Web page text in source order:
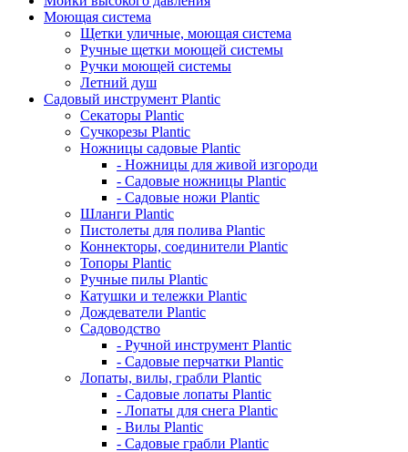
Моющая система
Щетки уличные, моющая система
Ручные щетки моющей системы
Ручки моющей системы
Летний душ
Садовый инструмент Plantic
Секаторы Plantic
Сучкорезы Plantic
Ножницы садовые Plantic
- Ножницы для живой изгороди
- Садовые ножницы Plantic
- Садовые ножи Plantic
Шланги Plantic
Пистолеты для полива Plantic
Коннекторы, соединители Plantic
Топоры Plantic
Ручные пилы Plantic
Катушки и тележки Plantic
Дождеватели Plantic
Садоводство
- Ручной инструмент Plantic
- Садовые перчатки Plantic
Лопаты, вилы, грабли Plantic
- Садовые лопаты Plantic
- Лопаты для снега Plantic
- Вилы Plantic
- Садовые грабли Plantic